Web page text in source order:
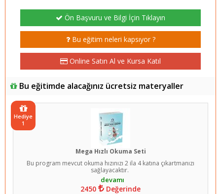
Ön Başvuru ve Bilgi İçin Tıklayın
Bu eğitim neleri kapsıyor ?
Online Satın Al ve Kursa Katıl
Bu eğitimde alacağınız ücretsiz materyaller
Mega Hızlı Okuma Seti
Bu program mevcut okuma hızınızı 2 ila 4 katına çıkartmanızı
sağlayacaktır.
2450 Değerinde
Hediye
1